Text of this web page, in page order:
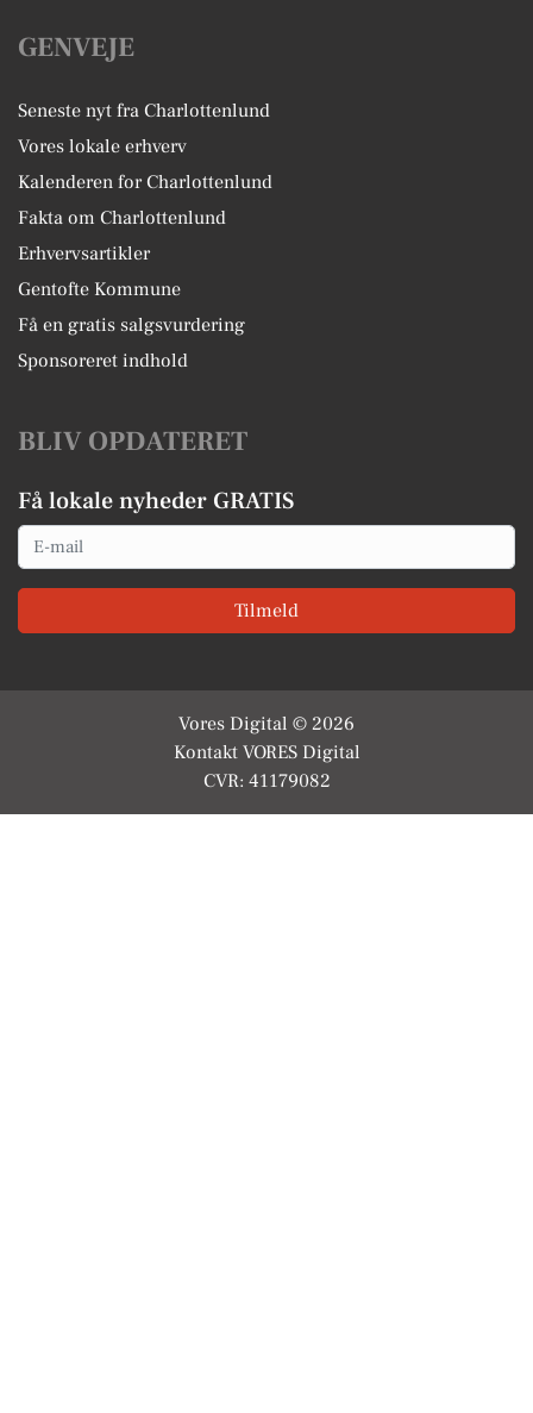
GENVEJE
Seneste nyt fra Charlottenlund
Vores lokale erhverv
Kalenderen for Charlottenlund
Fakta om Charlottenlund
Erhvervsartikler
Gentofte Kommune
Få en gratis salgsvurdering
Sponsoreret indhold
BLIV OPDATERET
Få lokale nyheder GRATIS
Email
Tilmeld
Vores Digital © 2026
Kontakt VORES Digital
CVR: 41179082